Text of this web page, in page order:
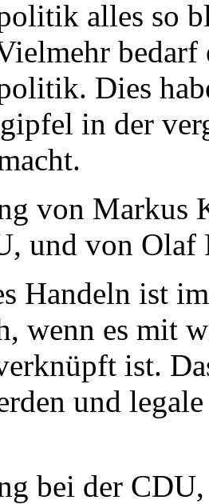
alles so
Dies
in der
von Markus
und von Olaf
Handeln ist
wenn es mit
ist.
und
bei der